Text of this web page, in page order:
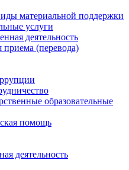
материальной поддержки
услуги
деятельность
приема (перевода)
образовательные
помощь
деятельность